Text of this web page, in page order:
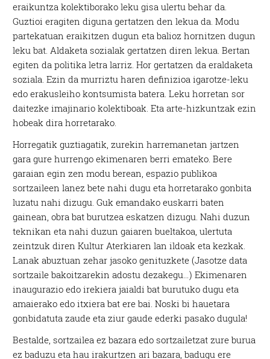
eraikuntza kolektiborako leku gisa ulertu behar da.
Guztioi eragiten diguna gertatzen den lekua da. Modu
partekatuan eraikitzen dugun eta balioz hornitzen dugun
leku bat. Aldaketa sozialak gertatzen diren lekua. Bertan
egiten da politika letra larriz. Hor gertatzen da eraldaketa
soziala. Ezin da murriztu haren definizioa igarotze-leku
edo erakusleiho kontsumista batera. Leku horretan sor
daitezke imajinario kolektiboak. Eta arte-hizkuntzak ezin
hobeak dira horretarako.
Horregatik guztiagatik, zurekin harremanetan jartzen
gara gure hurrengo ekimenaren berri emateko. Bere
garaian egin zen modu berean, espazio publikoa
sortzaileen lanez bete nahi dugu eta horretarako gonbita
luzatu nahi dizugu. Guk emandako euskarri baten
gainean, obra bat burutzea eskatzen dizugu. Nahi duzun
teknikan eta nahi duzun gaiaren bueltakoa, ulertuta
zeintzuk diren Kultur Aterkiaren lan ildoak eta kezkak.
Lanak abuztuan zehar jasoko genituzkete (Jasotze data
sortzaile bakoitzarekin adostu dezakegu…) Ekimenaren
inaugurazio edo irekiera jaialdi bat burutuko dugu eta
amaierako edo itxiera bat ere bai. Noski bi hauetara
gonbidatuta zaude eta ziur gaude ederki pasako dugula!
Bestalde, sortzailea ez bazara edo sortzailetzat zure burua
ez baduzu eta hau irakurtzen ari bazara, badugu ere